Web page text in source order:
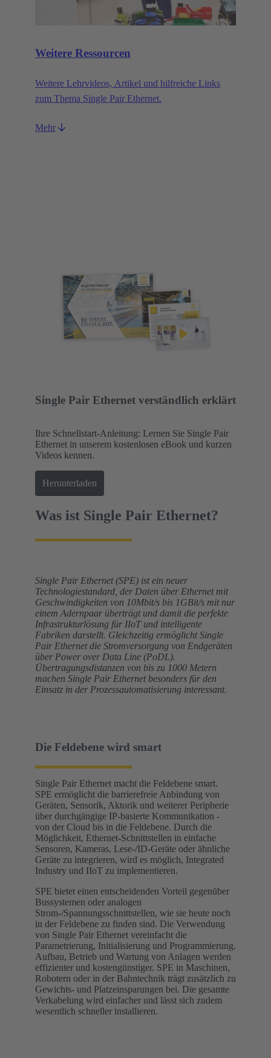
Weitere Ressourcen
Weitere Lehrvideos, Artikel und hilfreiche Links
zum Thema Single Pair Ethernet.
Mehr
Single Pair Ethernet verständlich erklärt
Ihre Schnellstart-Anleitung: Lernen Sie Single Pair
Ethernet in unserem kostenlosen eBook und kurzen
Videos kennen.
Herunterladen
Was ist Single Pair Ethernet?
Single Pair Ethernet (SPE) ist ein neuer
Technologiestandard, der Daten über Ethernet mit
Geschwindigkeiten von 10Mbit/s bis 1GBit/s mit nur
einem Adernpaar überträgt und damit die perfekte
Infrastrukturlösung für IIoT und intelligente
Fabriken darstellt. Gleichzeitig ermöglicht Single
Pair Ethernet die Stromversorgung von Endgeräten
über Power over Data Line (PoDL).
Übertragungsdistanzen von bis zu 1000 Metern
machen Single Pair Ethernet besonders für den
Einsatz in der Prozessautomatisierung interessant.
Die Feldebene wird smart
Single Pair Ethernet macht die Feldebene smart.
SPE ermöglicht die barrierefreie Anbindung von
Geräten, Sensorik, Aktorik und weiterer Peripherie
über durchgängige IP-basierte Kommunikation -
von der Cloud bis in die Feldebene. Durch die
Möglichkeit, Ethernet-Schnittstellen in einfache
Sensoren, Kameras, Lese-/ID-Geräte oder ähnliche
Geräte zu integrieren, wird es möglich, Integrated
Industry und IIoT zu implementieren.
SPE bietet einen entscheidenden Vorteil gegenüber
Bussystemen oder analogen
Strom-/Spannungsschnittstellen, wie sie heute noch
in der Feldebene zu finden sind. Die Verwendung
von Single Pair Ethernet vereinfacht die
Parametrierung, Initialisierung und Programmierung.
Aufbau, Betrieb und Wartung von Anlagen werden
effizienter und kostengünstiger. SPE in Maschinen,
Robotern oder in der Bahntechnik trägt zusätzlich zu
Gewichts- und Platzeinsparungen bei. Die gesamte
Verkabelung wird einfacher und lässt sich zudem
wesentlich schneller installieren.